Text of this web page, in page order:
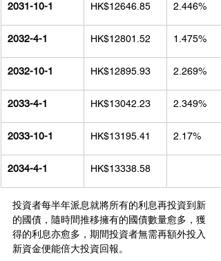
2031-10-1 HK$12646.85 2.446%
2032-4-1 HK$12801.52 1.475%
2032-10-1 HK$12895.93 2.269%
2033-4-1 HK$13042.23 2.349%
2033-10-1 HK$13195.41 2.17%
2034-4-1 HK$13338.58
投資者每半年派息就將所有的利息再投資到新
的國債，隨時間推移擁有的國債數量愈多，獲
得的利息亦愈多，期間投資者無需再額外投入
新資金便能倍大投資回報。